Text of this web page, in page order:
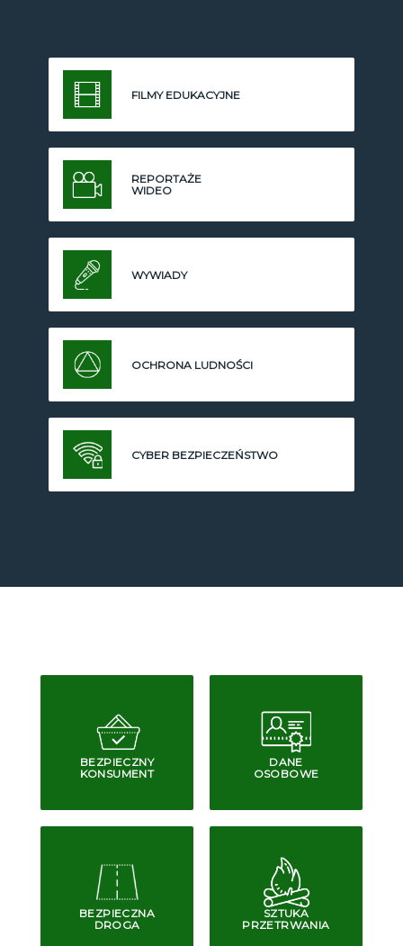
FILMY EDUKACYJNE
REPORTAŻE
WIDEO
WYWIADY
OCHRONA LUDNOŚCI
CYBER BEZPIECZEŃSTWO
BEZPIECZNY
KONSUMENT
DANE
OSOBOWE
BEZPIECZNA
DROGA
SZTUKA
PRZETRWANIA